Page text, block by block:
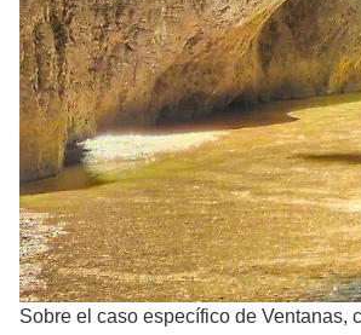
Sobre el caso específico de Ventanas,